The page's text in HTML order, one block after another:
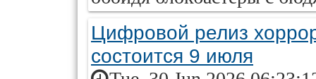
Цифровой релиз
состоится 9 июля